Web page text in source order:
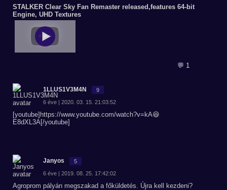
STALKER Clear Sky Fan Remaster released,features 64-bit
Engine, UHD Textures
💬 1
1LLUS1V3M4N 9
6 éve | 2020. 03. 15. 21:03:52
[youtube]https://www.youtube.com/watch?v=kA😆
E8dXL3A[/youtube]
Janyos 5
6 éve | 2019. 08. 25. 17:42:02
Agroprom pályán megszakad a főküldetés. Újra kell kezdeni?